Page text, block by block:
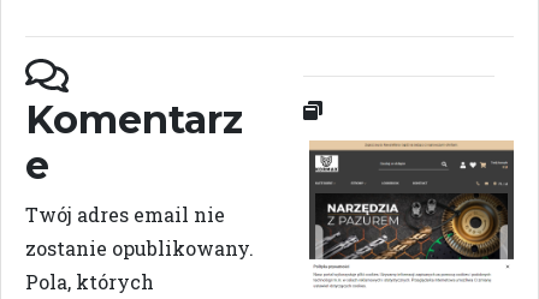
Komentarz
e
Twój adres email nie
zostanie opublikowany.
Pola, których